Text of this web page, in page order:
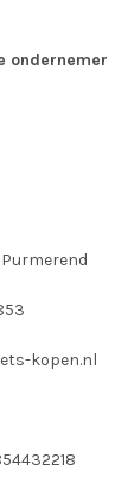
ondernemer
Purmerend
kopen.nl